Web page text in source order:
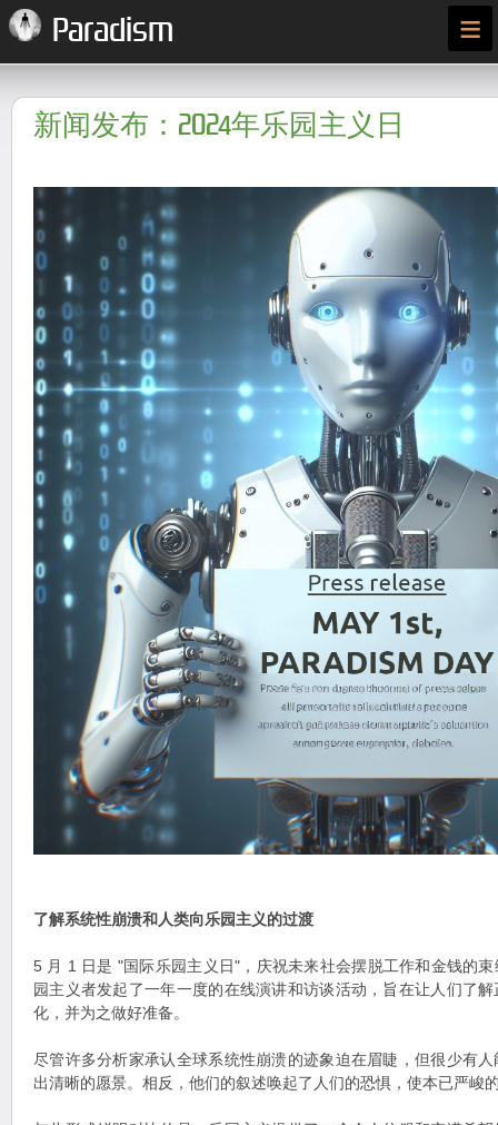
Paradism ≡
新闻发布：2024年乐园主义日
了解系统性崩溃和人类向乐园主义的过渡
5 月 1 日是 "国际乐园主义日"，庆祝未来社会摆脱工作和金钱的
园主义者发起了一年一度的在线演讲和访谈活动，旨在让人们了
化，并为之做好准备。
尽管许多分析家承认全球系统性崩溃的迹象迫在眉睫，但很少有
出清晰的愿景。相反，他们的叙述唤起了人们的恐惧，使本已严峻